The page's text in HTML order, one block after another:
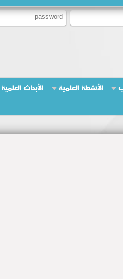
الأنشطة العلمية الأبحاث العلمية